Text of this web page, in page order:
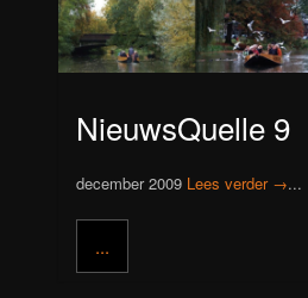
NieuwsQuelle 9
december 2009 Lees verder →...
...